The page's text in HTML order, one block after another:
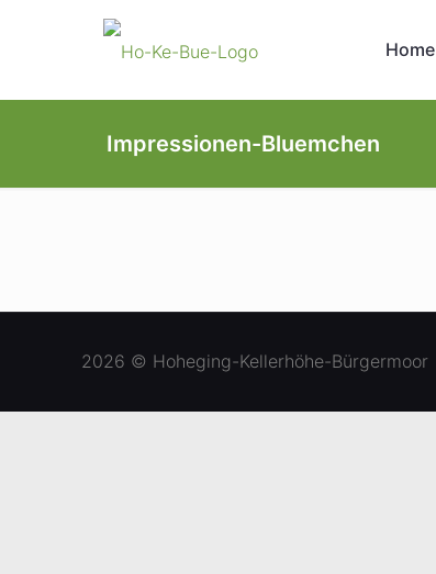
Home
Impressionen-Bluemchen
2026 © Hoheging-Kellerhöhe-Bürgermoor